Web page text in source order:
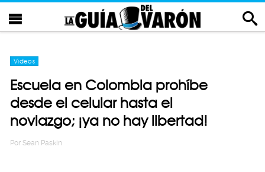
Videos
Escuela en Colombia prohíbe
desde el celular hasta el
noviazgo; ¡ya no hay libertad!
Por Sean Paskin